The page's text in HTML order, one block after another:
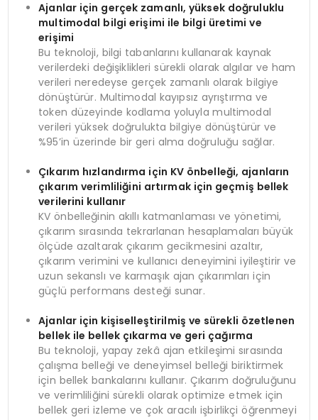
Ajanlar için gerçek zamanlı, yüksek doğruluklu
multimodal bilgi erişimi ile bilgi üretimi ve
erişimi
Bu teknoloji, bilgi tabanlarını kullanarak kaynak
verilerdeki değişiklikleri sürekli olarak algılar ve ham
verileri neredeyse gerçek zamanlı olarak bilgiye
dönüştürür. Multimodal kayıpsız ayrıştırma ve
token düzeyinde kodlama yoluyla multimodal
verileri yüksek doğrulukta bilgiye dönüştürür ve
%95’in üzerinde bir geri alma doğruluğu sağlar.
Çıkarım hızlandırma için KV önbelleği, ajanların
çıkarım verimliliğini artırmak için geçmiş bellek
verilerini kullanır
KV önbelleğinin akıllı katmanlaması ve yönetimi,
çıkarım sırasında tekrarlanan hesaplamaları büyük
ölçüde azaltarak çıkarım gecikmesini azaltır,
çıkarım verimini ve kullanıcı deneyimini iyileştirir ve
uzun sekanslı ve karmaşık ajan çıkarımları için
güçlü performans desteği sunar.
Ajanlar için kişiselleştirilmiş ve sürekli özetlenen
bellek ile bellek çıkarma ve geri çağırma
Bu teknoloji, yapay zekâ ajan etkileşimi sırasında
çalışma belleği ve deneyimsel belleği biriktirmek
için bellek bankalarını kullanır. Çıkarım doğruluğunu
ve verimliliğini sürekli olarak optimize etmek için
bellek geri izleme ve çok aracılı işbirlikçi öğrenmeyi